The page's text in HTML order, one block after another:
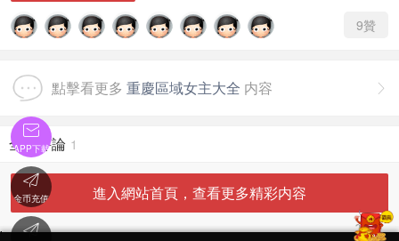
9贊

點擊看更多 重慶區域女主大全 内容
全部評論 1
進入網站首頁，查看更多精彩内容
'

APP下載

金币充值
